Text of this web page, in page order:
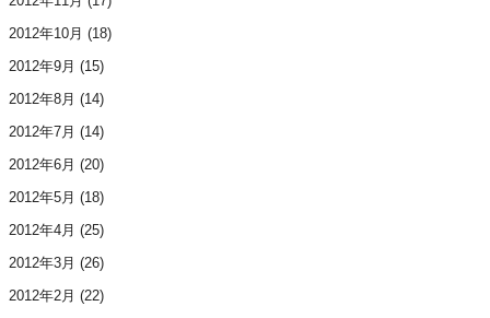
2012年10月 (18)
2012年9月 (15)
2012年8月 (14)
2012年7月 (14)
2012年6月 (20)
2012年5月 (18)
2012年4月 (25)
2012年3月 (26)
2012年2月 (22)